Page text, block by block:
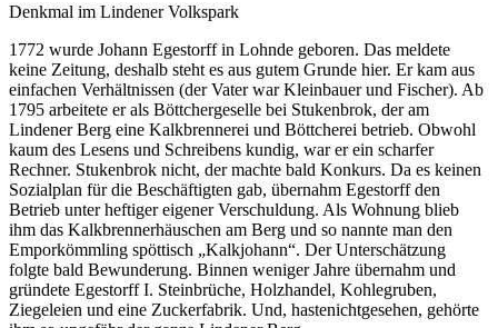
Denkmal im Lindener Volkspark
1772 wurde Johann Egestorff in Lohnde geboren. Das meldete
keine Zeitung, deshalb steht es aus gutem Grunde hier. Er kam aus
einfachen Verhältnissen (der Vater war Kleinbauer und Fischer). Ab
1795 arbeitete er als Böttchergeselle bei Stukenbrok, der am
Lindener Berg eine Kalkbrennerei und Böttcherei betrieb. Obwohl
kaum des Lesens und Schreibens kundig, war er ein scharfer
Rechner. Stukenbrok nicht, der machte bald Konkurs. Da es keinen
Sozialplan für die Beschäftigten gab, übernahm Egestorff den
Betrieb unter heftiger eigener Verschuldung. Als Wohnung blieb
ihm das Kalkbrennerhäuschen am Berg und so nannte man den
Emporkömmling spöttisch „Kalkjohann“. Der Unterschätzung
folgte bald Bewunderung. Binnen weniger Jahre übernahm und
gründete Egestorff I. Steinbrüche, Holzhandel, Kohlegruben,
Ziegeleien und eine Zuckerfabrik. Und, hastenichtgesehen, gehörte